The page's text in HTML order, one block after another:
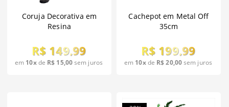
Coruja Decorativa em
Resina
R$ 149,99
em 10xde R$ 15,00sem juros
Cachepot em Metal Off
35cm
R$ 199,99
em 10xde R$ 20,00sem juros